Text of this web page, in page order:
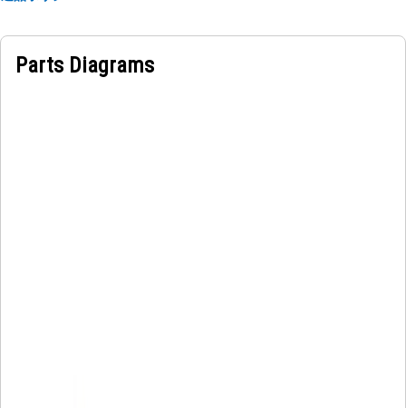
• 圧縮されたスナップリングは、ボアの溝またはくぼみに挿入
用途Parts Diagrams